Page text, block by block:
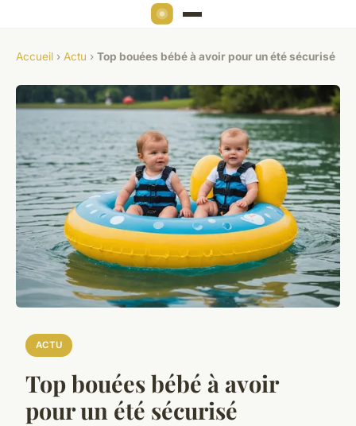
Accueil › Actu › Top bouées bébé à avoir pour un été sécurisé
ACTU
Top bouées bébé à avoir
pour un été sécurisé